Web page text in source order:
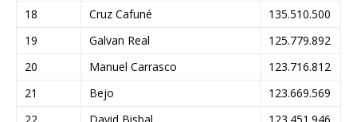
18
Cruz Cafuné
135.510.500
19
Galvan Real
125.779.892
20
Manuel Carrasco
123.716.812
21
Bejo
123.669.569